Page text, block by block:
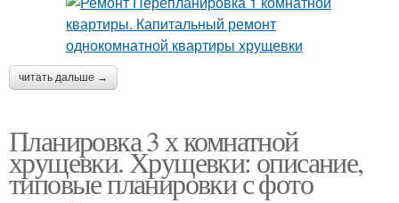
читать дальше →
Планировка 3 х комнатной
хрущевки. Хрущевки: описание,
типовые планировки с фото